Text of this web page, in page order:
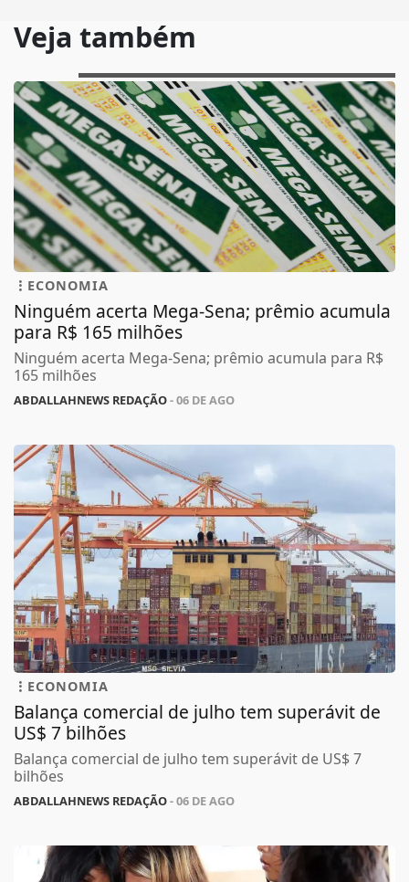
Veja também
ECONOMIA
Ninguém acerta Mega-Sena; prêmio acumula
para R$ 165 milhões
Ninguém acerta Mega-Sena; prêmio acumula para R$
165 milhões
ABDALLAHNEWS REDAÇÃO- 06 DE AGO
ECONOMIA
Balança comercial de julho tem superávit de
US$ 7 bilhões
Balança comercial de julho tem superávit de US$ 7
bilhões
ABDALLAHNEWS REDAÇÃO- 06 DE AGO